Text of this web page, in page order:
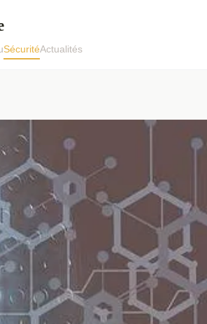
SécuritéActualités